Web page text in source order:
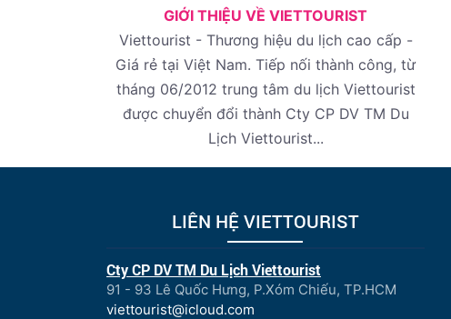
GIỚI THIỆU VỀ VIETTOURIST
Viettourist - Thương hiệu du lịch cao cấp -
Giá rẻ tại Việt Nam. Tiếp nối thành công, từ
tháng 06/2012 trung tâm du lịch Viettourist
được chuyển đổi thành Cty CP DV TM Du
Lịch Viettourist...
LIÊN HỆ VIETTOURIST
Cty CP DV TM Du Lịch Viettourist
91 - 93 Lê Quốc Hưng, P.Xóm Chiếu, TP.HCM
viettourist@icloud.com